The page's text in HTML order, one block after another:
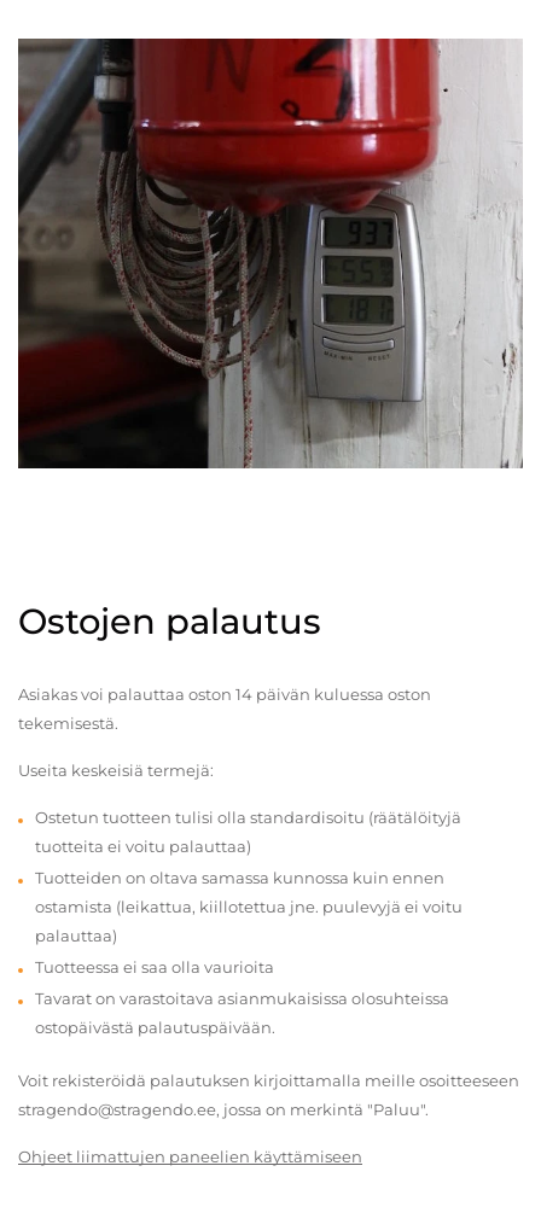
Ostojen palautus
Asiakas voi palauttaa oston 14 päivän kuluessa oston
tekemisestä.
Useita keskeisiä termejä:
Ostetun tuotteen tulisi olla standardisoitu (räätälöityjä
tuotteita ei voitu palauttaa)
Tuotteiden on oltava samassa kunnossa kuin ennen
ostamista (leikattua, kiillotettua jne. puulevyjä ei voitu
palauttaa)
Tuotteessa ei saa olla vaurioita
Tavarat on varastoitava asianmukaisissa olosuhteissa
ostopäivästä palautuspäivään.
Voit rekisteröidä palautuksen kirjoittamalla meille osoitteeseen
stragendo@stragendo.ee, jossa on merkintä "Paluu".
Ohjeet liimattujen paneelien käyttämiseen